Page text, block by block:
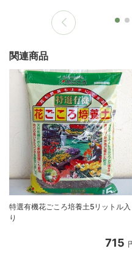
関連商品
特選有機花ごころ培養土5リットル入
り
715